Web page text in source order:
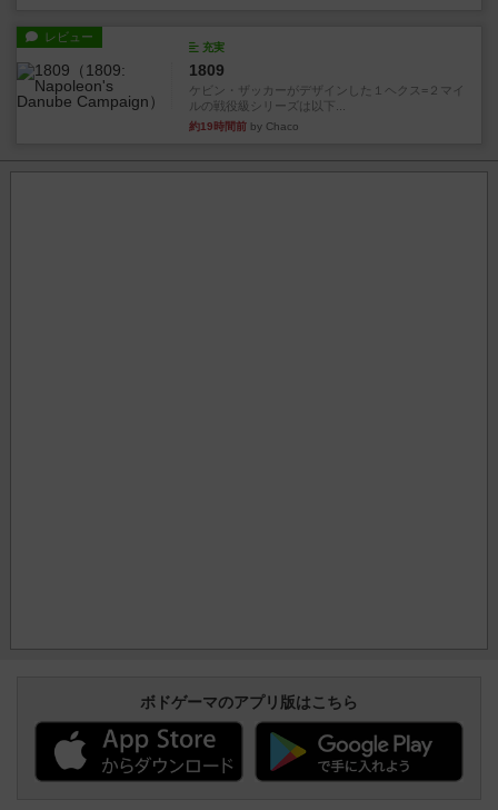
レビュー
充実
1809
ケビン・ザッカーがデザインした１ヘクス=２マイ
ルの戦役級シリーズは以下...
約19時間前 by Chaco
ボドゲーマのアプリ版はこちら